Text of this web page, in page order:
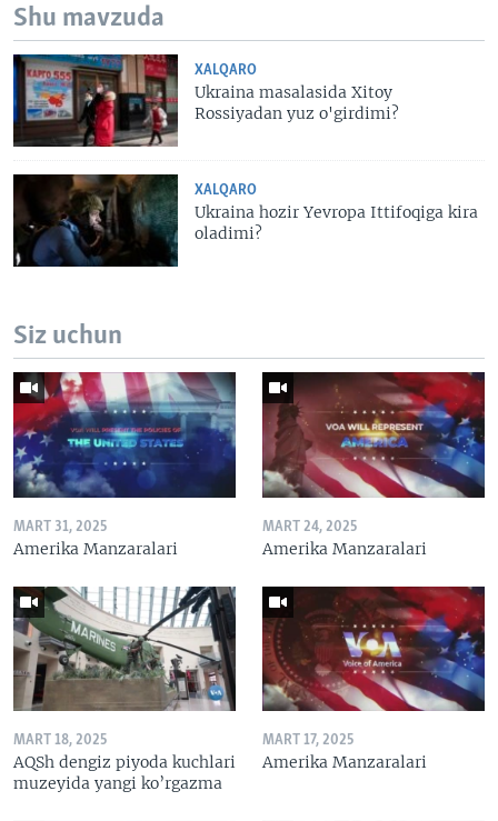
Shu mavzuda
XALQARO
Ukraina masalasida Xitoy
Rossiyadan yuz o'girdimi?
XALQARO
Ukraina hozir Yevropa Ittifoqiga kira
oladimi?
Siz uchun
MART 31, 2025
Amerika Manzaralari
MART 24, 2025
Amerika Manzaralari
MART 18, 2025
AQSh dengiz piyoda kuchlari
muzeyida yangi ko’rgazma
MART 17, 2025
Amerika Manzaralari